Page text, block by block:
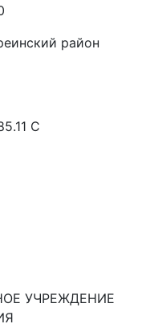
район
C
УЧРЕЖДЕНИЕ